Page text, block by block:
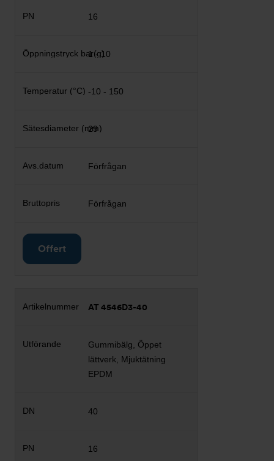
16
1 - 10
-10 - 150
29
Förfrågan
Förfrågan
Offert
AT 4546D3-40
Gummibälg, Öppet
lättverk, Mjuktätning
EPDM
40
16